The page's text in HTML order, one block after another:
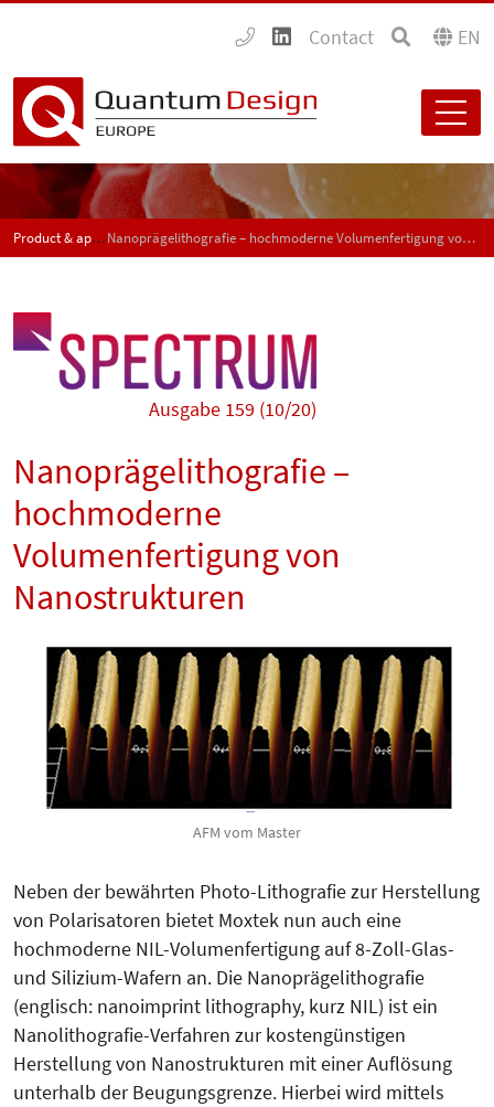
Contact EN
Product & application news - SPECTRUM Nanoprägelithografie – hochmoderne Volumenfertigung von Nanostrukturen
Ausgabe 159 (10/20)
Nanoprägelithografie –
hochmoderne
Volumenfertigung von
Nanostrukturen
AFM vom Master
Neben der bewährten Photo-Lithografie zur Herstellung
von Polarisatoren bietet Moxtek nun auch eine
hochmoderne NIL-Volumenfertigung auf 8-Zoll-Glas-
und Silizium-Wafern an. Die Nanoprägelithografie
(englisch: nanoimprint lithography, kurz NIL) ist ein
Nanolithografie-Verfahren zur kostengünstigen
Herstellung von Nanostrukturen mit einer Auflösung
unterhalb der Beugungsgrenze. Hierbei wird mittels